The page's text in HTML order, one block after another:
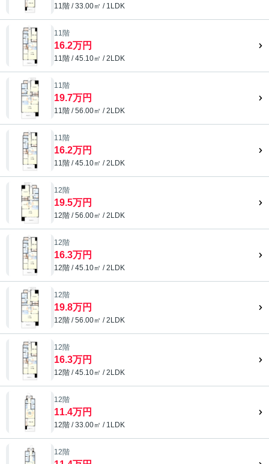
11階 / 33.00㎡ / 1LDK
11階
16.2万円
11階 / 45.10㎡ / 2LDK
11階
19.7万円
11階 / 56.00㎡ / 2LDK
11階
16.2万円
11階 / 45.10㎡ / 2LDK
12階
19.5万円
12階 / 56.00㎡ / 2LDK
12階
16.3万円
12階 / 45.10㎡ / 2LDK
12階
19.8万円
12階 / 56.00㎡ / 2LDK
12階
16.3万円
12階 / 45.10㎡ / 2LDK
12階
11.4万円
12階 / 33.00㎡ / 1LDK
12階